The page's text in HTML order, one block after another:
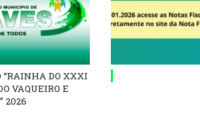
“RAINHA DO XXXI
VAQUEIRO E
2026